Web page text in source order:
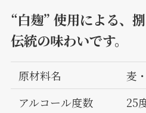
“白麹” 使用による、
伝統の味わいです。
原材料名
麦
アルコール度数
25